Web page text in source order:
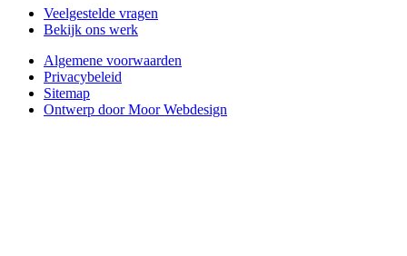
Veelgestelde vragen
Bekijk ons werk
Algemene voorwaarden
Privacybeleid
Sitemap
Ontwerp door Moor Webdesign